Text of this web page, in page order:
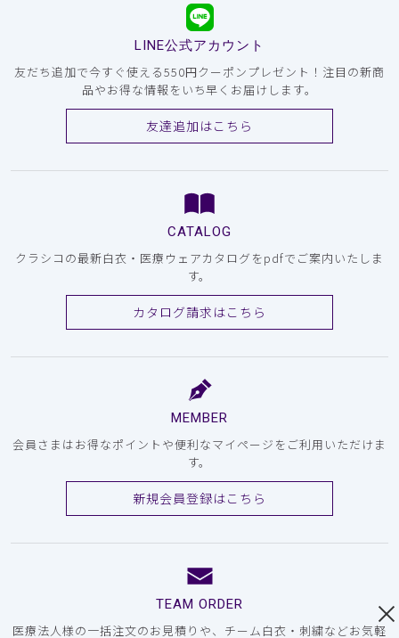
LINE公式アカウント
友だち追加で今すぐ使える550円クーポンプレゼント！注目の新商
品やお得な情報をいち早くお届けします。
友達追加はこちら
CATALOG
クラシコの最新白衣・医療ウェアカタログをpdfでご案内いたしま
す。
カタログ請求はこちら
MEMBER
会員さまはお得なポイントや便利なマイページをご利用いただけま
す。
新規会員登録はこちら
TEAM ORDER
医療法人様の一括注文のお見積りや、チーム白衣・刺繍などお気軽